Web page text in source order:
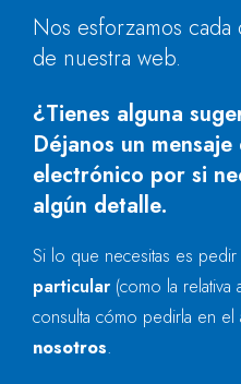
Nos esforzamos
de nuestra web.
¿Tienes alguna
Déjanos un
electrónico por si
algún detalle.
Si lo que necesitas es pedir
particular (como la relativa
consulta cómo pedirla en el
nosotros.